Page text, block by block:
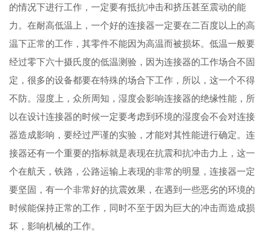
的情况下进行工作，一定要有抵抗冲击和挤压甚至震动的能
力。在耐高低温上，一个好的连接器一定要在二百度以上的高
温下正常的工作，其零件不能因为高温而被损坏。低温一般要
经过零下六十摄氏度的低温测验，因为连接器的工作场合不固
定，很多的设备都要在特殊的场合下工作，所以，这一个不得
不防。湿度上，众所周知，湿度会影响连接器的绝缘性能，所
以在设计连接器的时候一定要考虑到环境的湿度会不会对连接
器造成影响，要经过严谨的实验，才能对其性能进行确定。连
接器还有一个重要的指标就是表现在抗震和抗冲击力上，这一
个在航天，铁路，公路运输上表现的非常的明显，连接器一定
要坚固，有一个非常好的抗震效果，在遇到一些恶劣的环境的
时候能保持正常的工作，同时不至于因为巨大的冲击而造成损
坏，影响机械的工作。